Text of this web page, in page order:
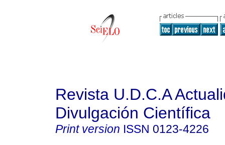
Revista U.D.C.A
Divulgación Científica
Print version ISSN 0123-4226